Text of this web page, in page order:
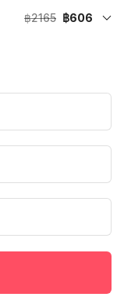
฿2165 ฿606
฿606